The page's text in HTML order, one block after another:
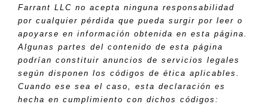
Farrant LLC no acepta ninguna responsabilidad
por cualquier pérdida que pueda surgir por leer o
apoyarse en información obtenida en esta página.
Algunas partes del contenido de esta página
podrían constituir anuncios de servicios legales
según disponen los códigos de ética aplicables.
Cuando ese sea el caso, esta declaración es
hecha en cumplimiento con dichos códigos: